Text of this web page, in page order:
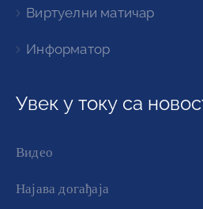
Виртуелни матичар
Информатор
Увек у току са
Видео
Најава догађаја